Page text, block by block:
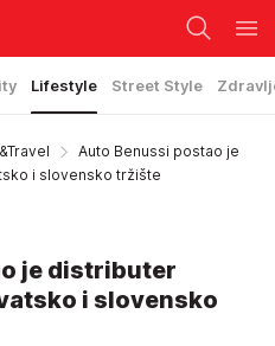
Lifestyle Street Style
Auto Benussi postao je
i slovensko tržište
je distributer
i slovensko